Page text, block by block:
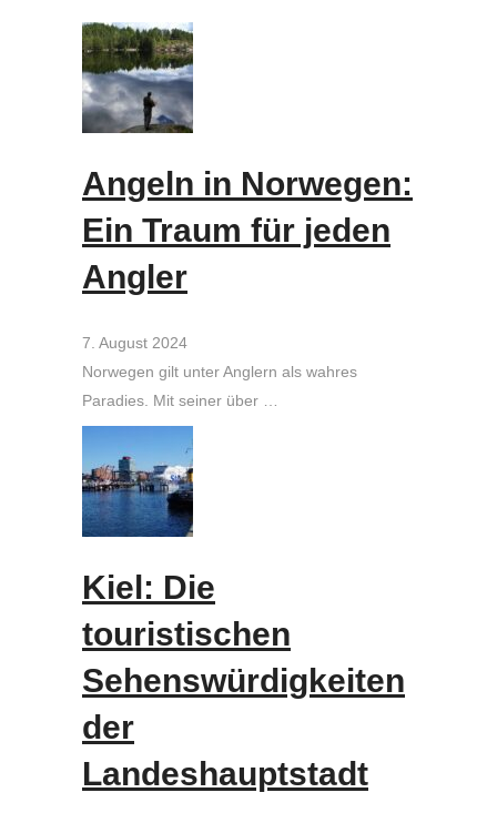
Angeln in Norwegen:
Ein Traum für jeden
Angler
7. August 2024
Norwegen gilt unter Anglern als wahres
Paradies. Mit seiner über …
Kiel: Die
touristischen
Sehenswürdigkeiten
der
Landeshauptstadt